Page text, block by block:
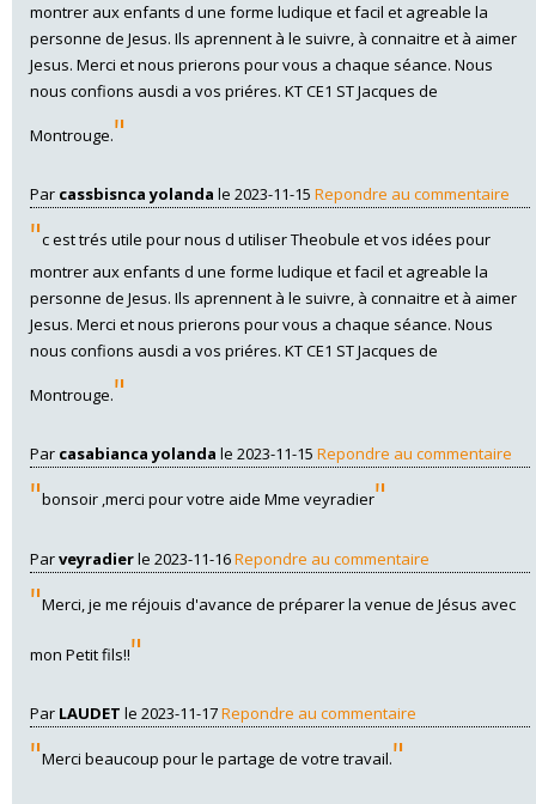
montrer aux enfants d une forme ludique et facil et agreable la
personne de Jesus. Ils aprennent à le suivre, à connaitre et à aimer
Jesus. Merci et nous prierons pour vous a chaque séance. Nous
nous confions ausdi a vos priéres. KT CE1 ST Jacques de
Montrouge."
Par cassbisnca yolanda le 2023-11-15 Repondre au commentaire
"c est trés utile pour nous d utiliser Theobule et vos idées pour
montrer aux enfants d une forme ludique et facil et agreable la
personne de Jesus. Ils aprennent à le suivre, à connaitre et à aimer
Jesus. Merci et nous prierons pour vous a chaque séance. Nous
nous confions ausdi a vos priéres. KT CE1 ST Jacques de
Montrouge."
Par casabianca yolanda le 2023-11-15 Repondre au commentaire
"bonsoir ,merci pour votre aide Mme veyradier"
Parveyradierle 2023-11-16Repondre au commentaire
"Merci, je me réjouis d'avance de préparer la venue de Jésus avec
mon Petit fils!!"
Par LAUDET le 2023-11-17Repondre au commentaire
"Merci beaucoup pour le partage de votre travail."